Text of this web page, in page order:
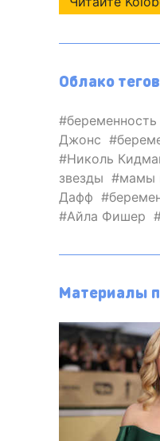
Облако тегов
беременность
Джонс
Николь
звезды
мамы
Дафф
Айла Фишер
Материалы